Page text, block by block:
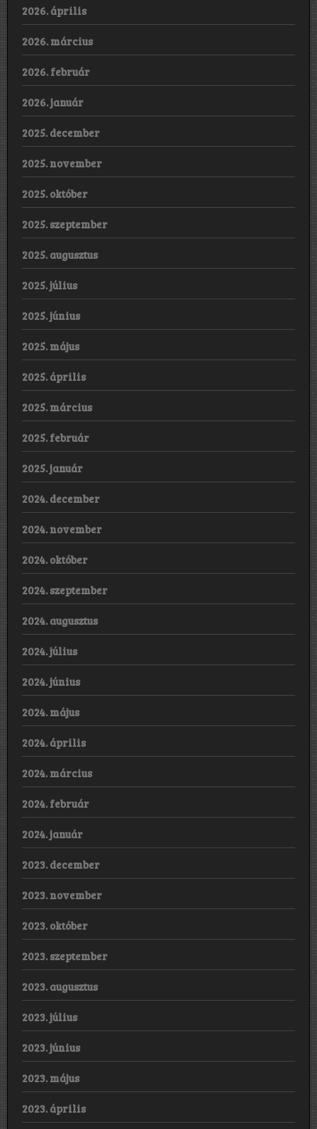
2026. április
2026. március
2026. február
2026. január
2025. december
2025. november
2025. október
2025. szeptember
2025. augusztus
2025. július
2025. június
2025. május
2025. április
2025. március
2025. február
2025. január
2024. december
2024. november
2024. október
2024. szeptember
2024. augusztus
2024. július
2024. június
2024. május
2024. április
2024. március
2024. február
2024. január
2023. december
2023. november
2023. október
2023. szeptember
2023. augusztus
2023. július
2023. június
2023. május
2023. április